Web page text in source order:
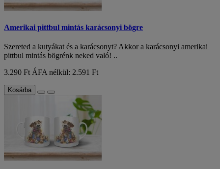
Amerikai pittbul mintás karácsonyi bögre
Szereted a kutyákat és a karácsonyt? Akkor a karácsonyi amerikai
pittbul mintás bögrénk neked való! ..
3.290 Ft ÁFA nélkül: 2.591 Ft
Kosárba